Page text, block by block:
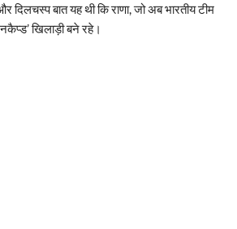
दिलचस्प बात यह थी कि राणा, जो अब भारतीय टीम
खिलाड़ी बने रहे।